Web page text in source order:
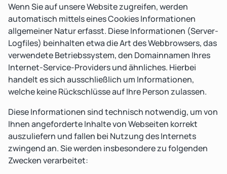
Wenn Sie auf unsere Website zugreifen, werden
automatisch mittels eines Cookies Informationen
allgemeiner Natur erfasst. Diese Informationen (Server-
Logfiles) beinhalten etwa die Art des Webbrowsers, das
verwendete Betriebssystem, den Domainnamen Ihres
Internet-Service-Providers und ähnliches. Hierbei
handelt es sich ausschließlich um Informationen,
welche keine Rückschlüsse auf Ihre Person zulassen.
Diese Informationen sind technisch notwendig, um von
Ihnen angeforderte Inhalte von Webseiten korrekt
auszuliefern und fallen bei Nutzung des Internets
zwingend an. Sie werden insbesondere zu folgenden
Zwecken verarbeitet: